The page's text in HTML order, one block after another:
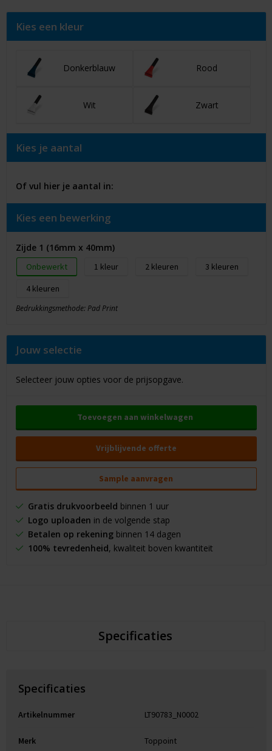
Kies een kleur
Donkerblauw Rood
Wit Zwart
Kies je aantal
Of vul hier je aantal in:
Kies een bewerking
Zijde 1 (16mm x 40mm)
Onbewerkt 1 2
3
4
Bedrukkingsmethode: Pad Print
Jouw selectie
Selecteer jouw opties voor de prijsopgave.
Toevoegen aan winkelwagen
Vrijblijvende offerte
Sample aanvragen
Gratis drukvoorbeeld binnen 1 uur
Logo uploaden in de volgende stap
Betalen op rekeningbinnen 14 dagen
100% tevredenheid, kwaliteit boven kwantiteit
Specificaties
Specificaties
Artikelnummer LT90783_N0002
Merk Toppoint